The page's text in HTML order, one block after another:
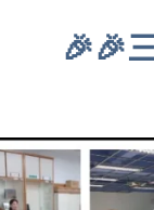
🎉🎉